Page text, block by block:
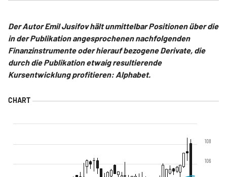
Der Autor Emil Jusifov hält unmittelbar Positionen über die
in der Publikation angesprochenen nachfolgenden
Finanzinstrumente oder hierauf bezogene Derivate, die
durch die Publikation etwaig resultierende
Kursentwicklung profitieren: Alphabet.
106
108